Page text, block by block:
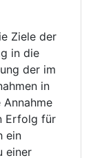
Ziele der
in die
der im
in
Erfolg für
ein
einer